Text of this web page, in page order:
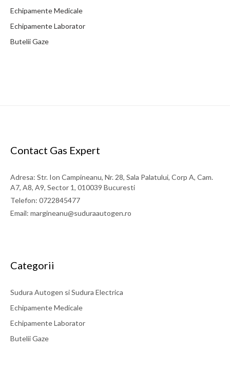
Arzator brazare GCE TURBO LOMAT PIEZO
Caracteristici: - aprindere piezoelectronica - arzator rotativ la
360gr. (pas 60gr.) - suport rabatabile integrat Utilizare: brazare,
propan, propan-butan: 320g/h Iesire: 4,09kW Lungime: 200mm
Echipamente Medicale
Echipamente Laborator
Butelii Gaze
Contact Gas Expert
Adresa: Str. Ion Campineanu, Nr. 28, Sala Palatului, Corp A, Cam.
A7, A8, A9, Sector 1, 010039 Bucuresti
Telefon: 0722845477
Email: margineanu@suduraautogen.ro
Categorii
Sudura Autogen si Sudura Electrica
Echipamente Medicale
Echipamente Laborator
Butelii Gaze